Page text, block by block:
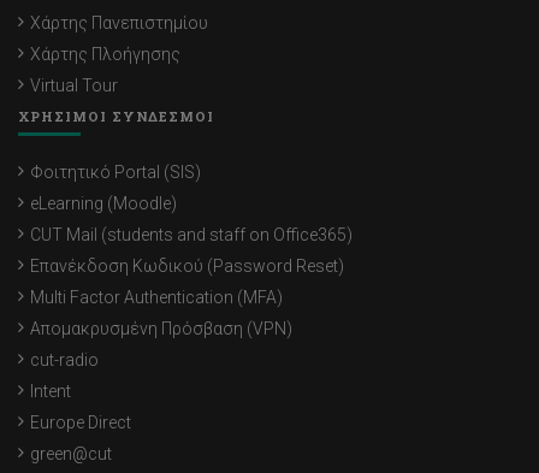
Χάρτης Πανεπιστημίου
Χάρτης Πλοήγησης
Virtual Tour
ΧΡΗΣΙΜΟΙ ΣΥΝΔΕΣΜΟΙ
Φοιτητικό Portal (SIS)
eLearning (Moodle)
CUT Mail (students and staff on Office365)
Επανέκδοση Κωδικού (Password Reset)
Multi Factor Authentication (MFA)
Απομακρυσμένη Πρόσβαση (VPN)
cut-radio
Intent
Europe Direct
green@cut